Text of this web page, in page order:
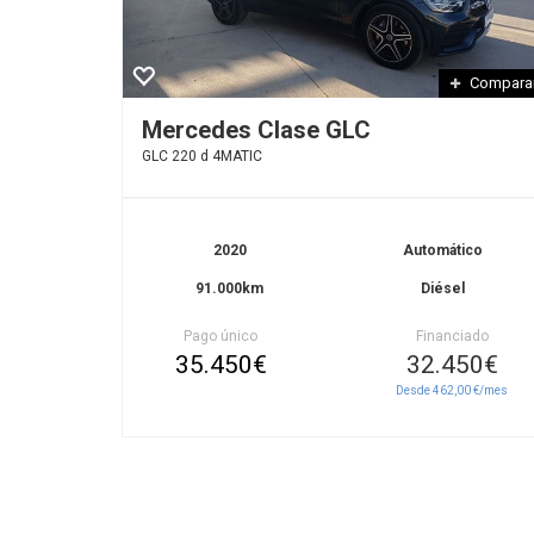
Mercedes Clase GLC
GLC 220 d 4MATIC
2020
91.000km
Automático
Diésel
Pago único
35.450€
Financiado
32.450€
Desde 462,00 €/mes